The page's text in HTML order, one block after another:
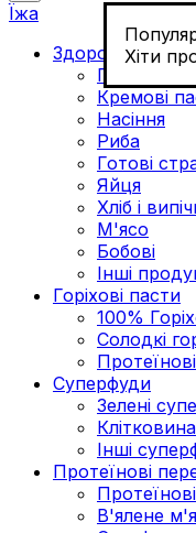
Хіти
Їжа
Здорове
Горіхи
Кремові
Насіння
Риба
Готові
Яйця
Хліб і
М'ясо
Бобові
Інші
Горіхові пасти
100%
Солодкі
Суперфуди
Зелені
Клітковина
Інші
Протеїнові
В'ялене